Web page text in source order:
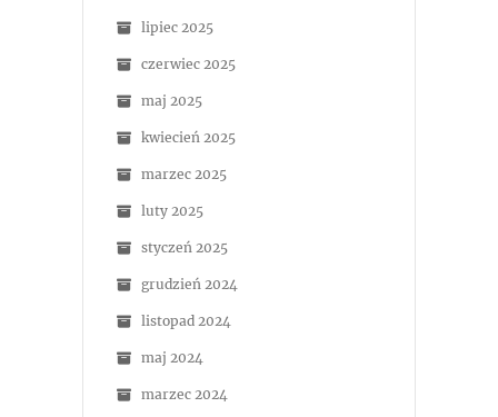
lipiec 2025
czerwiec 2025
maj 2025
kwiecień 2025
marzec 2025
luty 2025
styczeń 2025
grudzień 2024
listopad 2024
maj 2024
marzec 2024